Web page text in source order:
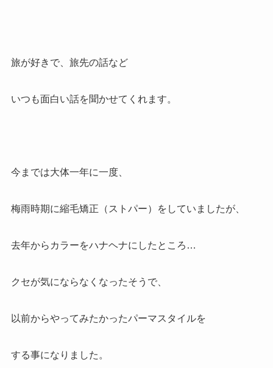
旅が好きで、旅先の話など
いつも面白い話を聞かせてくれます。
今までは大体一年に一度、
梅雨時期に縮毛矯正（ストパー）をしていましたが、
去年からカラーをハナヘナにしたところ…
クセが気にならなくなったそうで、
以前からやってみたかったパーマスタイルを
する事になりました。